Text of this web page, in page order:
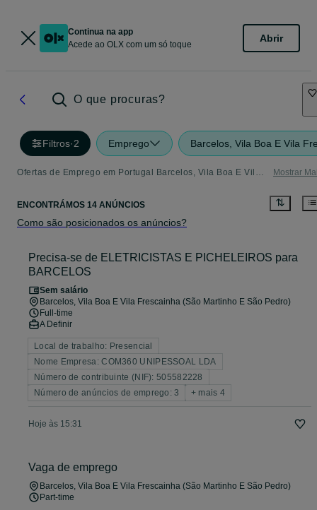
Continua na app
Acede ao OLX com um só toque
Abrir
O que procuras?
Filtros·2 Emprego Barcelos, Vila Boa E Vila
Ofertas de Emprego em Portugal Barcelos, Vila Boa E Vila Frescainha (São Martinho E São Pedro) Mostrar
ENCONTRÁMOS 14 ANÚNCIOS
Como são posicionados os anúncios?
Precisa-se de ELETRICISTAS E PICHELEIROS para
BARCELOS
Sem salário
Barcelos, Vila Boa E Vila Frescainha (São Martinho E São Pedro)
Full-time
A Definir
Local de trabalho: Presencial
Nome Empresa: COM360 UNIPESSOAL LDA
Número de contribuinte (NIF): 505582228
Número de anúncios de emprego: 3
+ mais 4
Hoje às 15:31
Vaga de emprego
Barcelos, Vila Boa E Vila Frescainha (São Martinho E São Pedro)
Part-time